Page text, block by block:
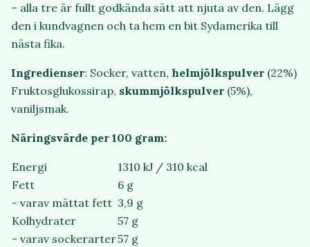
– alla tre är fullt godkända sätt att njuta av den. Lägg
den i kundvagnen och ta hem en bit Sydamerika till
nästa fika.
Ingredienser: Socker, vatten, helmjölkspulver (22%)
Fruktosglukossirap, skummjölkspulver (5%),
vaniljsmak.
Näringsvärde per 100 gram:
Energi
1310 kJ / 310 kcal
Fett
6 g
- varav mättat fett 3,9 g
Kolhydrater
57 g
- varav sockerarter57 g